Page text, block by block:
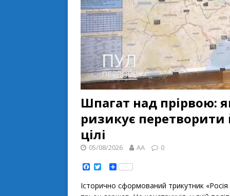
Шпагат над прірвою:
ризикує перетворити
цілі
05/08/2026 AA 0
a
e t
S
h
r
Історично сформований трикутник